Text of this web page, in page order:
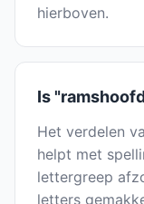
hierboven.
Is
Het verdelen
helpt met
lettergreep
letters